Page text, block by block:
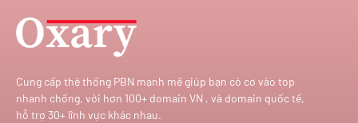
Cung cấp thệ thống PBN mạnh mẽ giúp bạn có cơ vào top
nhanh chống, với hơn 100+ domain VN , và domain quốc tế,
hỗ trợ 30+ lĩnh vực khác nhau.